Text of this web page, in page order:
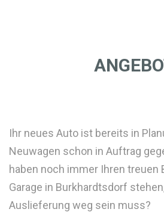
Ihr neues Auto ist bereits in
Neuwagen schon in Auftrag
haben noch immer Ihren treuen
Garage in Burkhardtsdorf
Auslieferung weg sein muss?